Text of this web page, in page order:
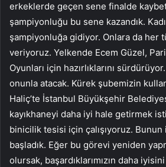
erkeklerde geçen sene finalde
şampiyonluğu bu sene kazandık.
şampiyonluğa gidiyor. Onlara da her
veriyoruz. Yelkende Ecem Güzel,
Oyunları için hazırlıklarını
onunla atacak. Kürek şubemizin
Haliç’te İstanbul Büyükşehir
kayıkhaneyi daha iyi hale getirmek
binicilik tesisi için çalışıyoruz. Bunun
başladık. Eğer bu görevi yeniden
olursak, başardıklarımızın daha